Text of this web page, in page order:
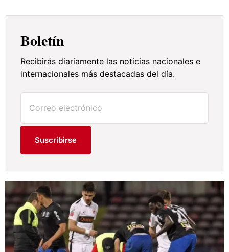
Boletín
Recibirás diariamente las noticias nacionales e
internacionales más destacadas del día.
Suscribirse